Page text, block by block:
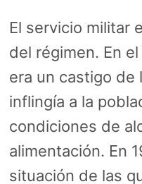
El servicio militar
del régimen. En
era un castigo de
inflingía a la
condiciones de
alimentación. En
situación de las